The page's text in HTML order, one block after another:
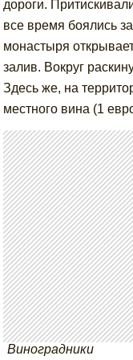
дороги.
все время боялись
монастыря
залив. Вокруг
Здесь же, на
местного вина (1
Виноградники